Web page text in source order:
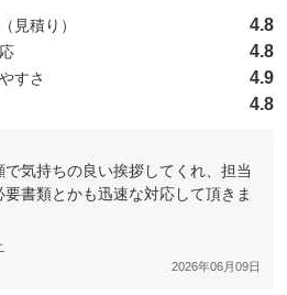
点中）
見積り） 4.8
4.8
すさ 4.9
4.8
気持ちの良い挨拶してくれ、担当
書類とかも迅速な対応して頂きま
2026年06月09日